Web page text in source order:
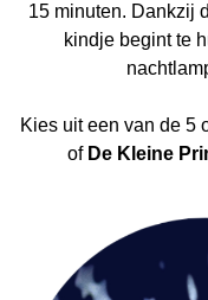
15 minuten. Dankzij
kindje begint te
Kies uit een van de 5
of De Kleine